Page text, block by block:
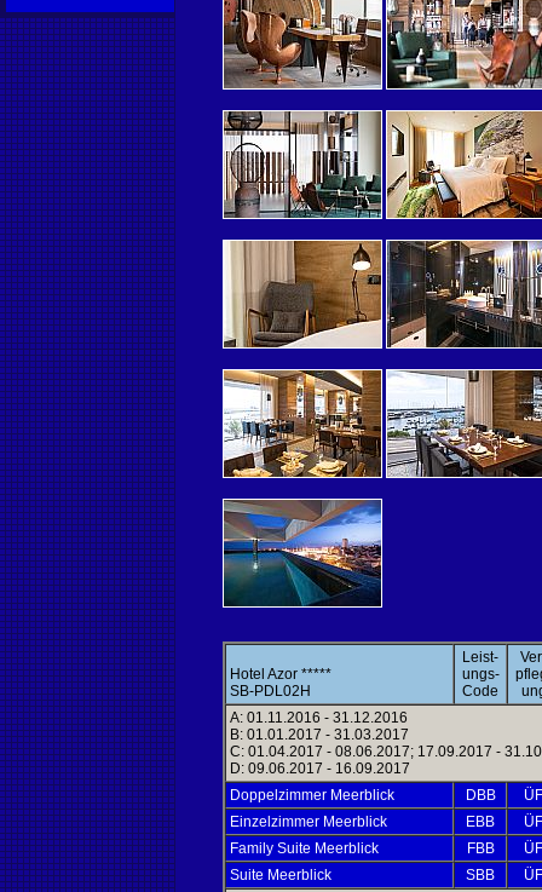
Hotel Azor *****
SB-PDL02H
Leist-
ungs-
Code
A: 01.11.2016 - 31.12.2016
B: 01.01.2017 - 31.03.2017
C: 01.04.2017 - 08.06.2017; 17.09.2017 -
D: 09.06.2017 - 16.09.2017
Doppelzimmer Meerblick
DBB
ÜF
Einzelzimmer Meerblick
EBB
ÜF
Family Suite Meerblick
FBB
ÜF
Suite Meerblick
SBB
ÜF